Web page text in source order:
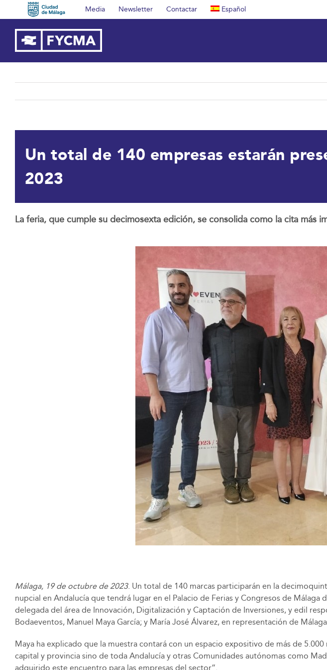
al
contenido
Media Newsletter Contactar Español
Un total de 140 empresas estarán
2023
La feria, que cumple su decimosexta edición, se consolida como la cita más
Málaga, 19 de octubre de 2023. Un total de 140 marcas participarán en la
nupcial en Andalucía que tendrá lugar en el Palacio de Ferias y Congresos de
delegada del área de Innovación, Digitalización y Captación de Inversiones, y edil
Bodaeventos, Manuel Maya García; y María José Álvarez, en representación de
Maya ha explicado que la muestra contará con un espacio expositivo de más de
capital y provincia sino de toda Andalucía y otras Comunidades autónomas como
adquirido este encuentro para las empresas del sector”.